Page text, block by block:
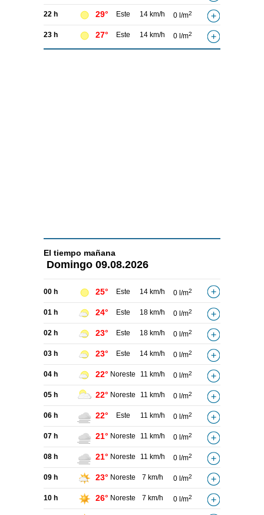
22 h 29° Este 14 km/h 0 l/m2
23 h 27° Este 14 km/h 0 l/m2
El tiempo mañana
Domingo 09.08.2026
00 h 25° Este 14 km/h 0 l/m2
01 h 24° Este 18 km/h 0 l/m2
02 h 23° Este 18 km/h 0 l/m2
03 h 23° Este 14 km/h 0 l/m2
04 h 22° Noreste 11 km/h 0 l/m2
05 h 22° Noreste 11 km/h 0 l/m2
06 h 22° Este 11 km/h 0 l/m2
07 h 21° Noreste 11 km/h 0 l/m2
08 h 21° Noreste 11 km/h 0 l/m2
09 h 23° Noreste 7 km/h 0 l/m2
10 h 26° Noreste 7 km/h 0 l/m2